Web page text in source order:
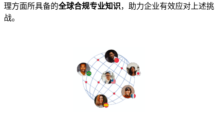
理方面所具备的全球合规专业知识，助力企业有效应对上述挑
战。